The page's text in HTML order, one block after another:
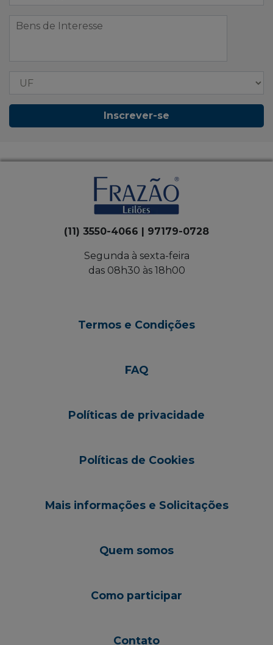
Inscrever-se
(11) 3550-4066 | 97179-0728
Segunda à sexta-feira
das 08h30 às 18h00
Termos e Condições
FAQ
Políticas de privacidade
Políticas de Cookies
Mais informações e Solicitações
Quem somos
Como participar
Contato